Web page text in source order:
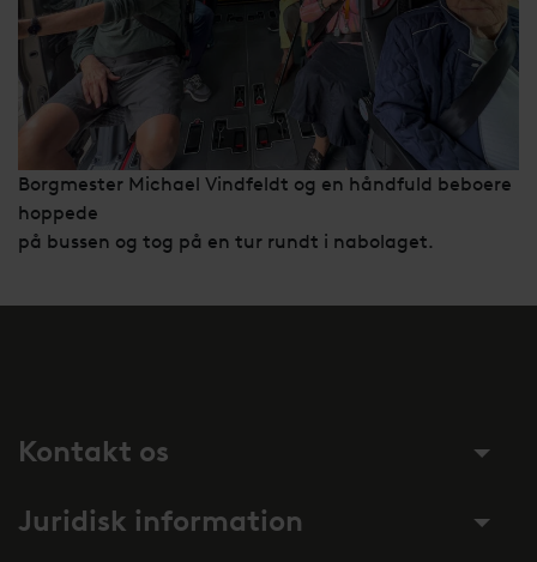
Borgmester Michael Vindfeldt og en håndfuld beboere
hoppede
på bussen og tog på en tur rundt i nabolaget.
Kontakt os
Juridisk information